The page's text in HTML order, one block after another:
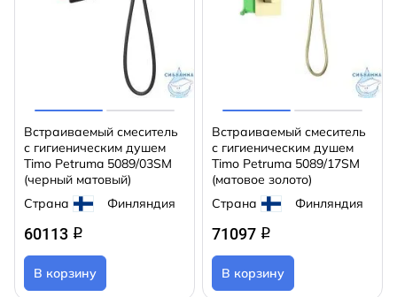
Встраиваемый смеситель
с гигиеническим душем
Timo Petruma 5089/03SM
(черный матовый)
Страна
Финляндия
60113 q
В корзину
Встраиваемый смеситель
с гигиеническим душем
Timo Petruma 5089/17SM
(матовое золото)
Страна
Финляндия
71097 q
В корзину